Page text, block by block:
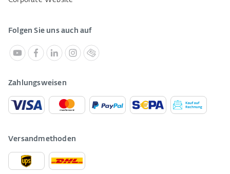
Folgen Sie uns auch auf
Zahlungsweisen
Versandmethoden